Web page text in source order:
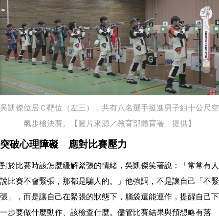
吳凱傑位居Ｃ靶位（左三），共有八名選手挺進男子組十公尺空
氣步槍決賽。【圖片來源／教育部體育署 提供】
突破心理障礙 應對比賽壓力
對於比賽時該怎麼緩解緊張的情緒，吳凱傑笑著說：「常常有人
說比賽不會緊張，那都是騙人的。」他強調，不是讓自己「不緊
張」，而是讓自己在緊張的狀態下，腦袋還能運作，提醒自己下
一步要做什麼動作、該檢查什麼。儘管比賽結果與預想略有落